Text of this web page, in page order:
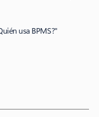
usa BPMS?"